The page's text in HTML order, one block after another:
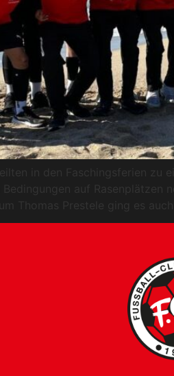
in den Faschingsferien zu
auf Rasenplätzen
Thomas Prestele ging es